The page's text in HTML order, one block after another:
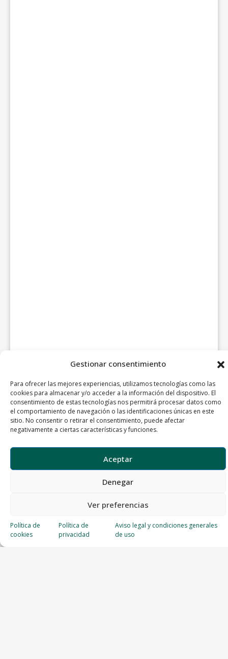
Gestionar consentimiento
Para ofrecer las mejores experiencias, utilizamos tecnologías como las
cookies para almacenar y/o acceder a la información del dispositivo. El
consentimiento de estas tecnologías nos permitirá procesar datos como
el comportamiento de navegación o las identificaciones únicas en este
sitio. No consentir o retirar el consentimiento, puede afectar
negativamente a ciertas características y funciones.
Aceptar
Denegar
Ver preferencias
Política de
cookies
Política de
privacidad
Aviso legal y condiciones generales
de uso